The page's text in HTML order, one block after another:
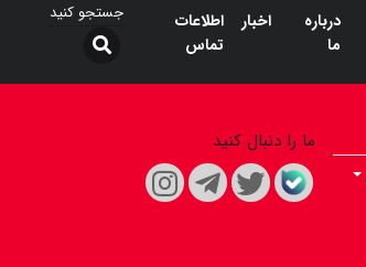
درباره
ما
اخبار
اطلاعات
تماس
ما را دنبال کنید